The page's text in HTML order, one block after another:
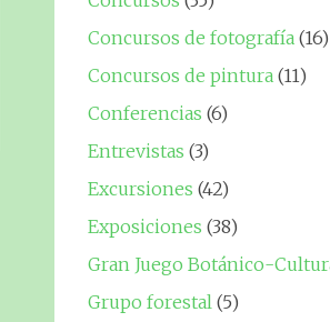
Concursos de fotografía(16)
Concursos de pintura(11)
Conferencias (6)
Entrevistas (3)
Excursiones (42)
Exposiciones (38)
Gran Juego Botánico-
Grupo forestal(5)